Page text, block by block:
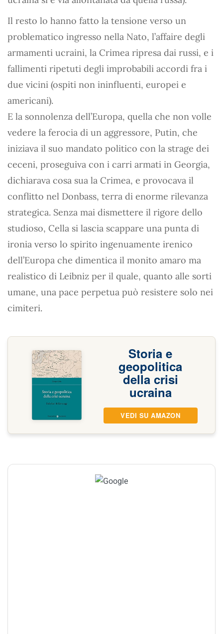
Il resto lo hanno fatto la tensione verso un
problematico ingresso nella Nato, l’affaire degli
armamenti ucraini, la Crimea ripresa dai russi, e i
fallimenti ripetuti degli improbabili accordi fra i
due vicini (ospiti non ininfluenti, europei e
americani).
E la sonnolenza dell’Europa, quella che non volle
vedere la ferocia di un aggressore, Putin, che
iniziava il suo mandato politico con la strage dei
ceceni, proseguiva con i carri armati in Georgia,
dichiarava cosa sua la Crimea, e provocava il
conflitto nel Donbass, terra di enorme rilevanza
strategica. Senza mai dismettere il rigore dello
studioso, Cella si lascia scappare una punta di
ironia verso lo spirito ingenuamente irenico
dell’Europa che dimentica il monito amaro ma
realistico di Leibniz per il quale, quanto alle sorti
umane, una pace perpetua può resistere solo nei
cimiteri.
Storia e
geopolitica
della crisi
ucraina
VEDI SU AMAZON